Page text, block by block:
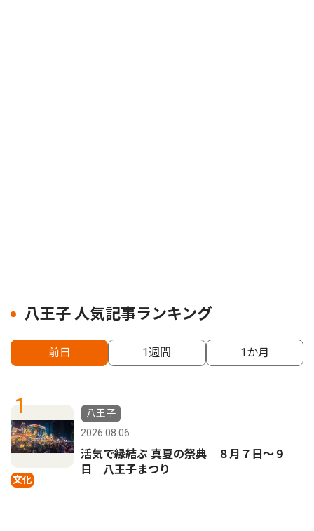
八王子 人気記事ランキング
前日 1週間 1か月
1
文化
八王子
2026.08.06
活気で縁結ぶ 真夏の祭典 ８月７日〜９
日 八王子まつり